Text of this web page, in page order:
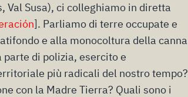
Val Susa), ci colleghiamo in diretta
]. Parliamo di terre occupate e
e alla monocoltura della canna
di polizia, esercito e
più radicali del nostro tempo?
con la Madre Tierra? Quali sono i